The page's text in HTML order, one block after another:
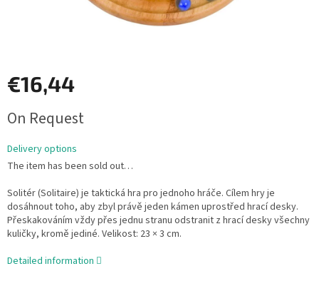
€16,44
price:
On Request
Delivery options
The item has been sold out…
Solitér (Solitaire) je taktická hra pro jednoho hráče. Cílem hry je
dosáhnout toho, aby zbyl právě jeden kámen uprostřed hrací desky.
Přeskakováním vždy přes jednu stranu odstranit z hrací desky všechny
kuličky, kromě jediné. Velikost: 23 × 3 cm.
Detailed information